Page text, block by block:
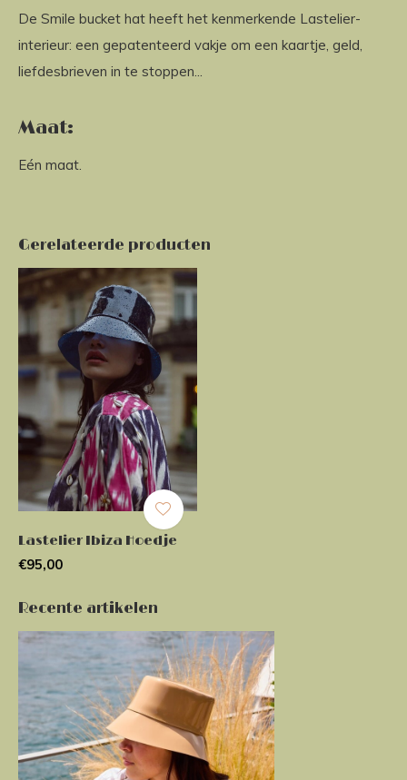
De Smile bucket hat heeft het kenmerkende Lastelier-
interieur: een gepatenteerd vakje om een kaartje, geld,
liefdesbrieven in te stoppen...
Maat:
Eén maat.
Gerelateerde producten
Lastelier Ibiza Hoedje
€95,00
Recente artikelen